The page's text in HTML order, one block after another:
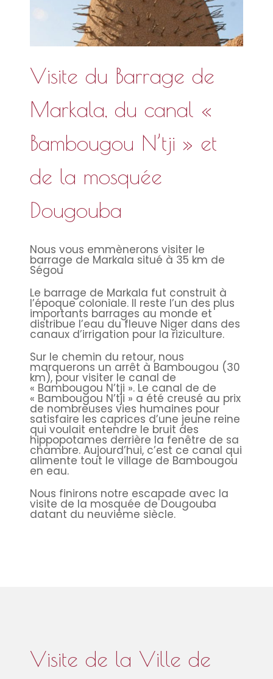
Visite du Barrage de
Markala, du canal «
Bambougou N’tji » et
de la mosquée
Dougouba
Nous vous emmènerons visiter le
barrage de Markala situé à 35 km de
Ségou
Le barrage de Markala fut construit à
l’époque coloniale. Il reste l’un des plus
importants barrages au monde et
distribue l’eau du fleuve Niger dans des
canaux d’irrigation pour la riziculture.
Sur le chemin du retour, nous
marquerons un arrêt à Bambougou (30
km), pour visiter le canal de
« Bambougou N’tji ». Le canal de de
« Bambougou N’tji » a été creusé au prix
de nombreuses vies humaines pour
satisfaire les caprices d’une jeune reine
qui voulait entendre le bruit des
hippopotames derrière la fenêtre de sa
chambre. Aujourd’hui, c’est ce canal qui
alimente tout le village de Bambougou
en eau.
Nous finirons notre escapade avec la
visite de la mosquée de Dougouba
datant du neuvième siècle.
Visite de la Ville de